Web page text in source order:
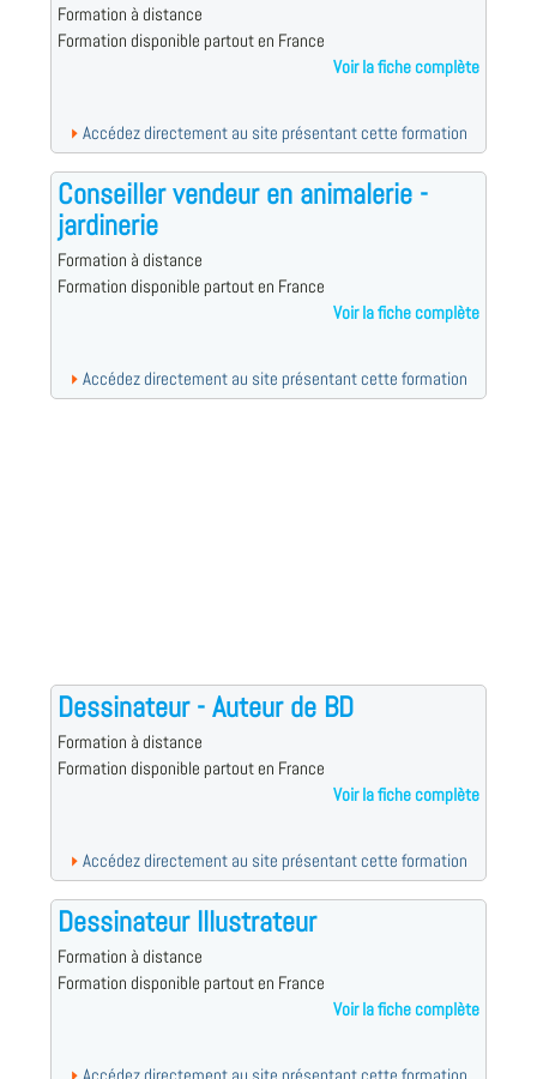
Formation à distance
Formation disponible partout en France
Voir la fiche complète
Accédez directement au site présentant cette formation
Conseiller vendeur en animalerie -
jardinerie
Formation à distance
Formation disponible partout en France
Voir la fiche complète
Accédez directement au site présentant cette formation
Dessinateur - Auteur de BD
Formation à distance
Formation disponible partout en France
Voir la fiche complète
Accédez directement au site présentant cette formation
Dessinateur Illustrateur
Formation à distance
Formation disponible partout en France
Voir la fiche complète